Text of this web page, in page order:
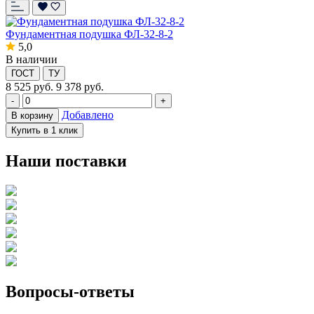
Фундаментная подушка ФЛ-32-8-2
5,0
В наличии
ГОСТ ТУ
8 525 руб. 9 378 руб.
-
+
В корзину
Добавлено
Купить в 1 клик
Наши поставки
Вопросы-ответы